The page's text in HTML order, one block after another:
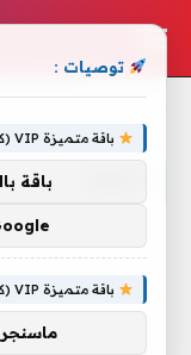
توصيات :
باقة متميزة VIP (كود: AA11138):
باقة
باقة متميزة VIP (كود: AA26790):